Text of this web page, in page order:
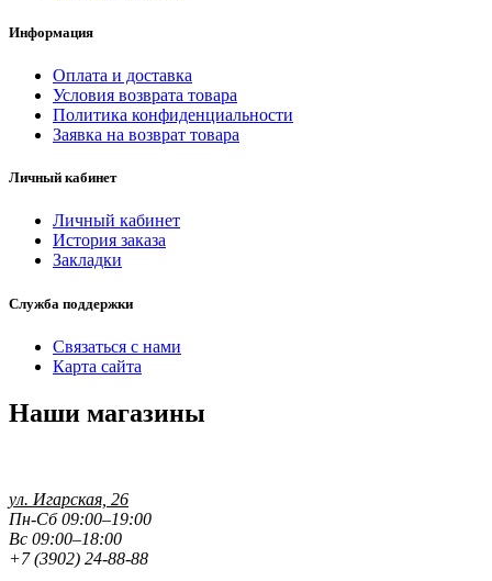
Информация
Оплата и доставка
Условия возврата товара
Политика конфиденциальности
Заявка на возврат товара
Личный кабинет
Личный кабинет
История заказа
Закладки
Служба поддержки
Связаться с нами
Карта сайта
Наши магазины
ул. Игарская, 26
Пн-Сб 09:00–19:00
Вс 09:00–18:00
+7 (3902) 24-88-88